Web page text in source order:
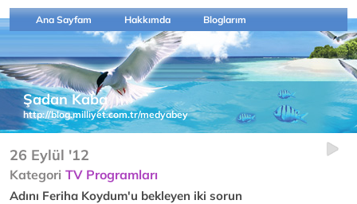
Ana Sayfam Hakkımda Bloglarım
Şadan Kaba
http://blog.milliyet.com.tr/medyabey
26 Eylül '12
Kategori TV Programları
Adını Feriha Koydum'u bekleyen iki sorun